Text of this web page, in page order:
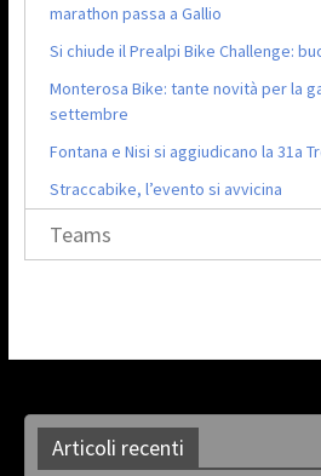
marathon passa a Gallio
Si chiude il Prealpi Bike Challenge:
Monterosa Bike: tante novità per la
settembre
Fontana e Nisi si aggiudicano la 31a
Straccabike, l’evento si avvicina
Teams
Articoli recenti